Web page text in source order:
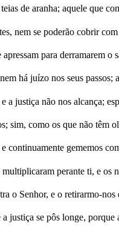
de aranha; aquele que
nem se poderão cobrir
para derramarem
há juízo nos seus passos;
a justiça não nos alcança;
sim, como os que não têm
continuamente gememos
multiplicaram perante ti, e os
o Senhor, e o retirarmo-
justiça se pôs longe,